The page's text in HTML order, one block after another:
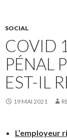
SOCIAL
COVID
PÉNAL
EST-IL
19 MAI 2021
L’employeur